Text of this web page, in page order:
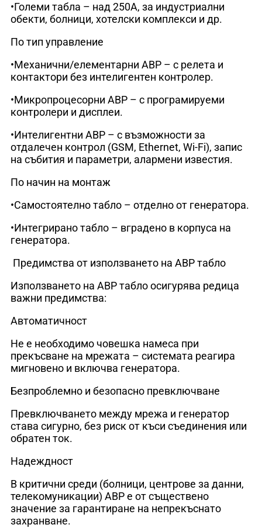
•Големи табла – над 250А, за индустриални
обекти, болници, хотелски комплекси и др.
По тип управление
•Механични/елементарни АВР – с релета и
контактори без интелигентен контролер.
•Микропроцесорни АВР – с програмируеми
контролери и дисплеи.
•Интелигентни АВР – с възможности за
отдалечен контрол (GSM, Ethernet, Wi-Fi), запис
на събития и параметри, алармени известия.
По начин на монтаж
•Самостоятелно табло – отделно от генератора.
•Интегрирано табло – вградено в корпуса на
генератора.
Предимства от използването на АВР табло
Използването на АВР табло осигурява редица
важни предимства:
Автоматичност
Не е необходимо човешка намеса при
прекъсване на мрежата – системата реагира
мигновено и включва генератора.
Безпроблемно и безопасно превключване
Превключването между мрежа и генератор
става сигурно, без риск от къси съединения или
обратен ток.
Надеждност
В критични среди (болници, центрове за данни,
телекомуникации) АВР е от съществено
значение за гарантиране на непрекъснато
захранване.